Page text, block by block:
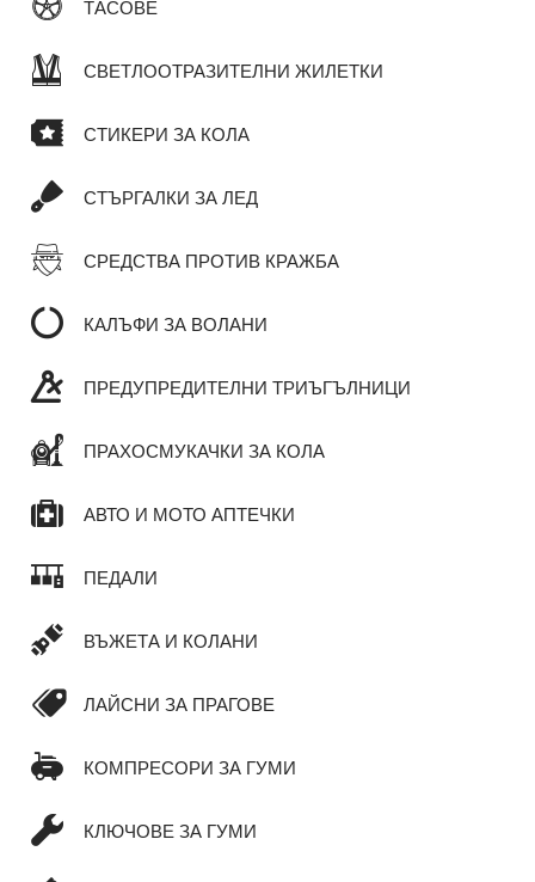
ТАСОВЕ
СВЕТЛООТРАЗИТЕЛНИ ЖИЛЕТКИ
СТИКЕРИ ЗА КОЛА
СТЪРГАЛКИ ЗА ЛЕД
СРЕДСТВА ПРОТИВ КРАЖБА
КАЛЪФИ ЗА ВОЛАНИ
ПРЕДУПРЕДИТЕЛНИ ТРИЪГЪЛНИЦИ
ПРАХОСМУКАЧКИ ЗА КОЛА
АВТО И МОТО АПТЕЧКИ
ПЕДАЛИ
ВЪЖЕТА И КОЛАНИ
ЛАЙСНИ ЗА ПРАГОВЕ
КОМПРЕСОРИ ЗА ГУМИ
КЛЮЧОВЕ ЗА ГУМИ